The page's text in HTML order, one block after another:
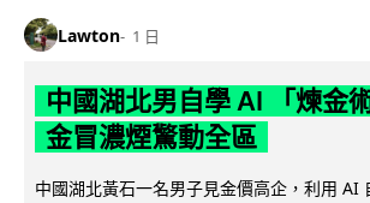
Lawton 1 日
中國湖北男自學 AI 「煉金
金冒濃煙驚動全區
中國湖北黃石一名男子見金價高企，利用 AI